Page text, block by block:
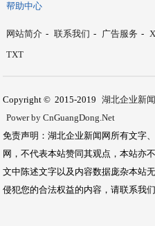
帮助中心
网站简介 - 联系我们 - 广告服务 -
TXT
Copyright © 2015-2019 湖北企业新
Power by CnGuangDong.Net
免责声明：湖北企业新闻网所有文字
网，不代表本站赞同其观点，本站亦
文中陈述文字以及内容数据庞杂本站
侵犯您的合法权益的内容，请联系我